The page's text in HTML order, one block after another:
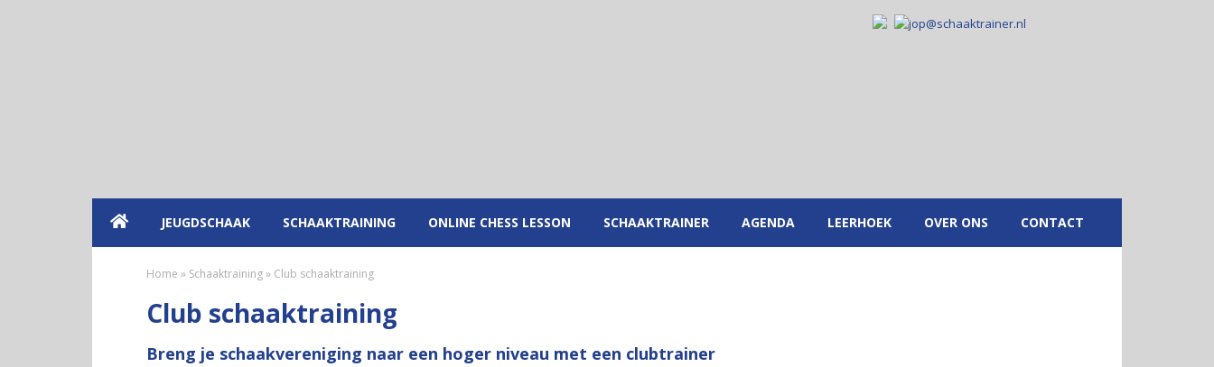
JEUGDSCHAAK SCHAAKTRAINING ONLINE CHESS LESSON SCHAAKTRAINER AGENDA LEERHOEK OVER ONS CONTACT
Home » Schaaktraining» Club schaaktraining
Club schaaktraining
Breng je schaakvereniging naar een hoger niveau met een clubtrainer